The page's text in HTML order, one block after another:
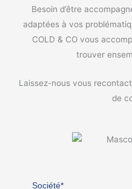
Besoin d’être
adaptées à vos
COLD & CO vous
trouver
Laissez-nous vous
de